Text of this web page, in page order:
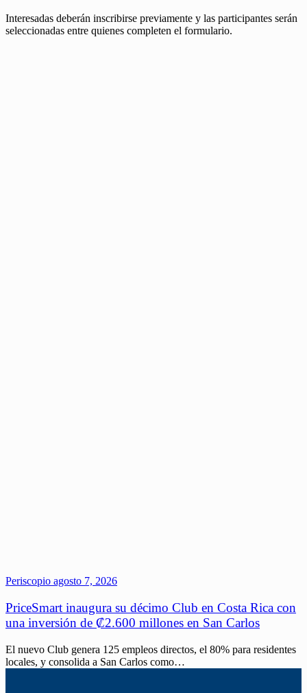
Interesadas deberán inscribirse previamente y las participantes serán
seleccionadas entre quienes completen el formulario.
Periscopio agosto 7, 2026
PriceSmart inaugura su décimo Club en Costa Rica con
una inversión de ₡2.600 millones en San Carlos
El nuevo Club genera 125 empleos directos, el 80% para residentes
locales, y consolida a San Carlos como…